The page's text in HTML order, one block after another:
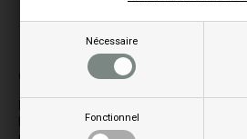
Nécessaire
Fonctionnel
La photo peut varier selon le
Correspond aux modèles: